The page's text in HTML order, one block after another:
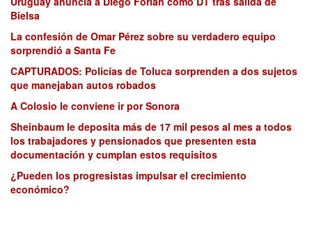
Bielsa
La confesión de Omar Pérez sobre su verdadero equipo
sorprendió a Santa Fe
CAPTURADOS: Policías de Toluca sorprenden a dos sujetos
que manejaban autos robados
A Colosio le conviene ir por Sonora
Sheinbaum le deposita más de 17 mil pesos al mes a todos
los trabajadores y pensionados que presenten esta
documentación y cumplan estos requisitos
¿Pueden los progresistas impulsar el crecimiento
económico?